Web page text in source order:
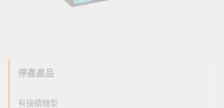
停產產品
有接續機型